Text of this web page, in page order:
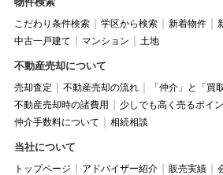
こだわり条件検索 学区から検索 新着物件
中古一戸建て
マンション 土地
不動産売却について
売却査定 不動産売却の流れ
「仲介」と「買
不動産売却時の諸費用
少しでも高く売るポイ
仲介手数料について
相続相談
当社について
トップページ アドバイザー紹介 販売実績